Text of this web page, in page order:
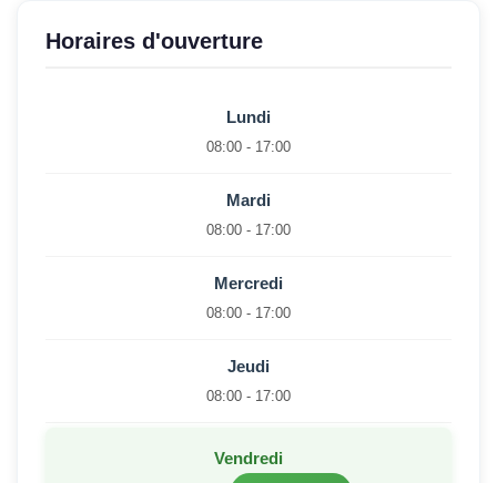
Horaires d'ouverture
Lundi
08:00 - 17:00
Mardi
08:00 - 17:00
Mercredi
08:00 - 17:00
Jeudi
08:00 - 17:00
Vendredi